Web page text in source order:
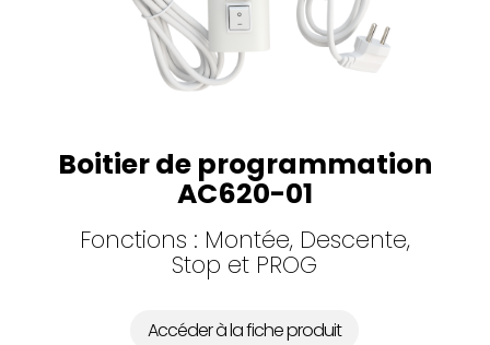
Boitier de programmation
AC620-01
Fonctions : Montée, Descente,
Stop et PROG
Accéder à la fiche produit